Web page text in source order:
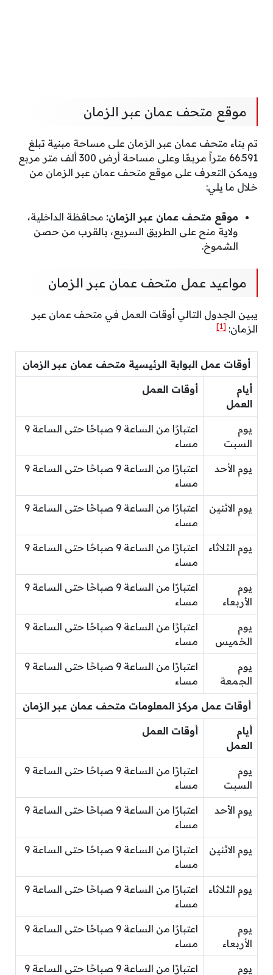
موقع متحف عمان عبر الزمان
تم بناء متحف عمان عبر الزمان على مساحة مبنية تبلغ
66.591 متراً مربعًا وعلى مساحة أرض 300 ألف متر مربع
ويمكن التعرف على موقع متحف عمان عبر الزمان من
خلال ما يلي:
موقع متحف عمان عبر الزمان: محافظة الداخلية،
ولاية منح على الطريق السريع، بالقرب من حصن
الشموخ.
مواعيد عمل متحف عمان عبر الزمان
يبين الجدول التالي أوقات العمل في متحف عمان عبر
الزمان: [1]
أوقات عمل البوابة الرئيسية متحف عمان عبر الزمان
أيام
العمل
أوقات العمل
يوم
السبت
اعتبارًا من الساعة 9 صباحًا حتى الساعة 9
مساء
يوم الأحد
اعتبارًا من الساعة 9 صباحًا حتى الساعة 9
مساء
يوم الاثنين
اعتبارًا من الساعة 9 صباحًا حتى الساعة 9
مساء
يوم الثلاثاء
اعتبارًا من الساعة 9 صباحًا حتى الساعة 9
مساء
يوم
الأربعاء
اعتبارًا من الساعة 9 صباحًا حتى الساعة 9
مساء
يوم
الخميس
اعتبارًا من الساعة 9 صباحًا حتى الساعة 9
مساء
يوم
الجمعة
اعتبارًا من الساعة 9 صباحًا حتى الساعة 9
مساء
أوقات عمل مركز المعلومات متحف عمان عبر الزمان
أيام
العمل
أوقات العمل
يوم
السبت
اعتبارًا من الساعة 9 صباحًا حتى الساعة 9
مساء
يوم الأحد
اعتبارًا من الساعة 9 صباحًا حتى الساعة 9
مساء
يوم الاثنين
اعتبارًا من الساعة 9 صباحًا حتى الساعة 9
مساء
يوم الثلاثاء
اعتبارًا من الساعة 9 صباحًا حتى الساعة 9
مساء
يوم
الأربعاء
اعتبارًا من الساعة 9 صباحًا حتى الساعة 9
مساء
يوم
اعتبارًا من الساعة 9 صباحًا حتى الساعة 9